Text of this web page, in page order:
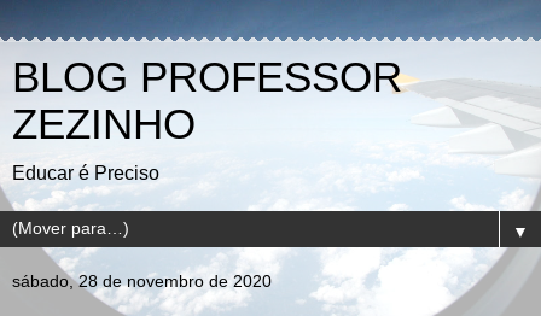
BLOG PROFESSOR
ZEZINHO
Educar é Preciso
▼
sábado, 28 de novembro de 2020